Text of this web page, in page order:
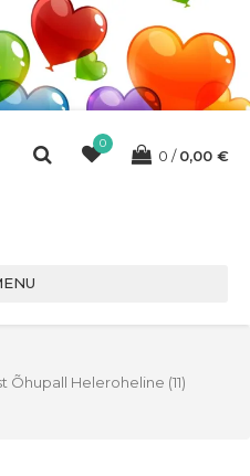
0
0 0,00 €
Õhupall Heleroheline (11)